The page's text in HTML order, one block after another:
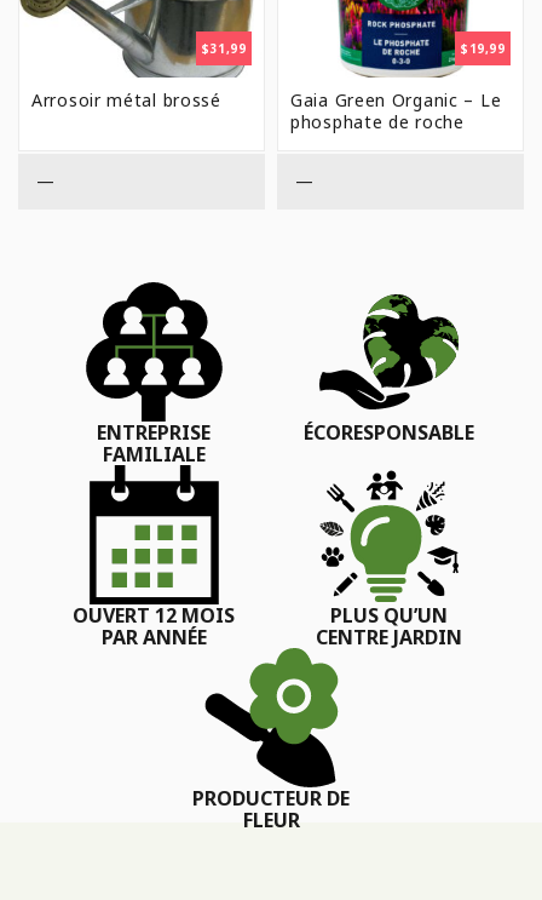
$31,99
Arrosoir métal brossé
—
$ 19,99
Gaia Green Organic – Le
phosphate de roche
—
ENTREPRISE
FAMILIALE
ÉCORESPONSABLE
OUVERT 12 MOIS
PAR ANNÉE
PLUS QU’UN
CENTRE JARDIN
PRODUCTEUR DE
FLEUR